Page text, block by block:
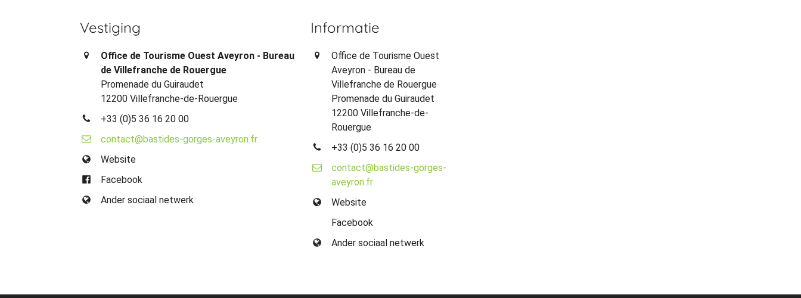
Vestiging
Office de Tourisme Ouest Aveyron - Bureau
de Villefranche de Rouergue
Promenade du Guiraudet
12200 Villefranche-de-Rouergue
+33 (0)5 36 16 20 00
contact@bastides-gorges-aveyron.fr
Website
Facebook
Ander sociaal netwerk
Informatie
Office de Tourisme Ouest
Aveyron - Bureau de
Villefranche de Rouergue
Promenade du Guiraudet
12200 Villefranche-de-
Rouergue
+33 (0)5 36 16 20 00
contact@bastides-gorges-
aveyron.fr
Website
Facebook
Ander sociaal netwerk